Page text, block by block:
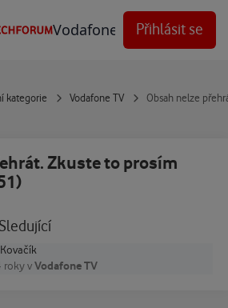
Vodafone Techforum
Přihlásit se
kategorie Vodafone TV Obsah nelze
Zkuste to prosím
rokyvVodafone TV